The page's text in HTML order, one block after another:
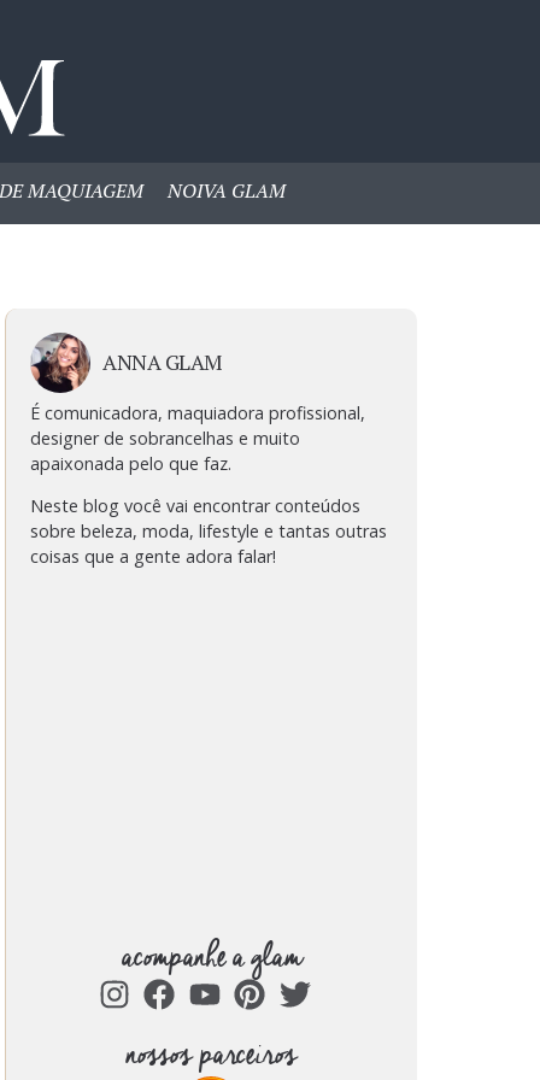
MAQUIAGEM NOIVA GLAM
ANNA GLAM
É comunicadora, maquiadora profissional,
designer de sobrancelhas e muito
apaixonada pelo que faz.
Neste blog você vai encontrar conteúdos
sobre beleza, moda, lifestyle e tantas outras
coisas que a gente adora falar!
acompanhe a glam
nossos parceiros